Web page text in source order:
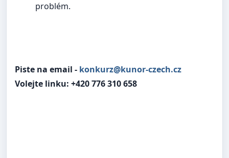
problém.
Piste na email - konkurz@kunor-czech.cz
Volejte linku: +420 776 310 658